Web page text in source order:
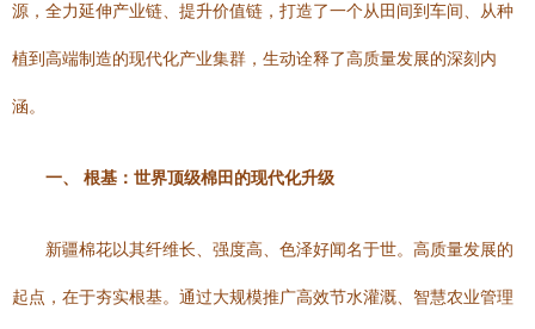
源，全力延伸产业链、提升价值链，打造了一个从田间到车间、从种
植到高端制造的现代化产业集群，生动诠释了高质量发展的深刻内
涵。
一、 根基：世界顶级棉田的现代化升级
新疆棉花以其纤维长、强度高、色泽好闻名于世。高质量发展的
起点，在于夯实根基。通过大规模推广高效节水灌溉、智慧农业管理